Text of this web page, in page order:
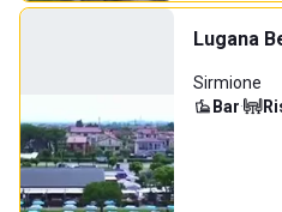
Lugana
Sirmione
Bar·